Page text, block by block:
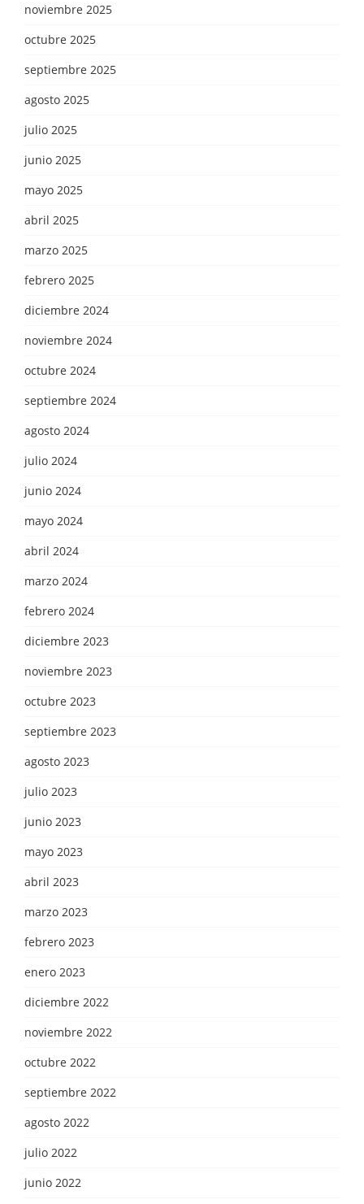
noviembre 2025
octubre 2025
septiembre 2025
agosto 2025
julio 2025
junio 2025
mayo 2025
abril 2025
marzo 2025
febrero 2025
diciembre 2024
noviembre 2024
octubre 2024
septiembre 2024
agosto 2024
julio 2024
junio 2024
mayo 2024
abril 2024
marzo 2024
febrero 2024
diciembre 2023
noviembre 2023
octubre 2023
septiembre 2023
agosto 2023
julio 2023
junio 2023
mayo 2023
abril 2023
marzo 2023
febrero 2023
enero 2023
diciembre 2022
noviembre 2022
octubre 2022
septiembre 2022
agosto 2022
julio 2022
junio 2022